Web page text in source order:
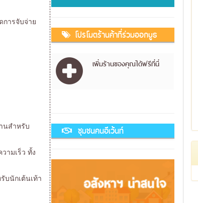
การจับจ่าย
นสำหรับ
ามเร็ว ทั้ง
บนักเต้นเท้า
โปรโมตร้านค้าที่ร่วมออกบูธ
เพิ่มร้านของคุณได้ฟรีที่นี่
ชุมชนคนอีเว้นท์